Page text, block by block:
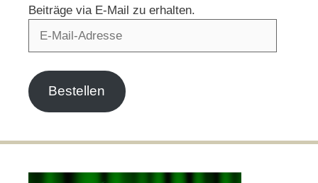
Beiträge via E-Mail zu erhalten.
Bestellen